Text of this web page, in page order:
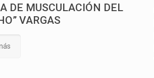
DE MUSCULACIÓN DEL
VARGAS